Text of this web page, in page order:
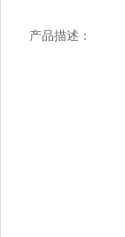
产品描述：